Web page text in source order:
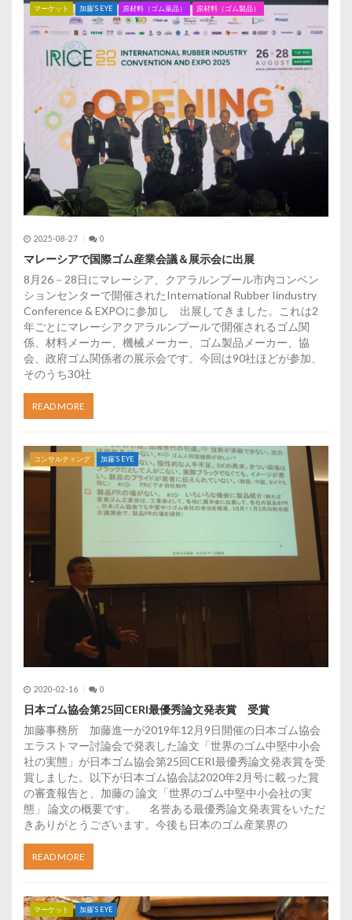
ン
マーケット 加藤’S EYE 原材料（ゴム薬品） 原材料（ゴム製品）
2025-08-27 0
マレーシアで国際ゴム産業会議＆展示会に出展
8月26－28日にマレーシア、クアラルンプール市内コンベン
ションセンターで開催されたInternational Rubber Iindustry
Conference & EXPOに参加し 出展してきました。これは2
年ごとにマレーシアクアラルンプールで開催されるゴム関
係、材料メーカー、機械メーカー、ゴム製品メーカー、協
会、政府ゴム関係者の展示会です。今回は90社ほどが参加、
そのうち30社
READ MORE
コンサルティング 加藤’S EYE
2020-02-16 0
日本ゴム協会第25回CERI最優秀論文発表賞 受賞
加藤事務所 加藤進一が2019年12月9日開催の日本ゴム協会
エラストマー討論会で発表した論文「世界のゴム中堅中小会
社の実態」が日本ゴム協会第25回CERI最優秀論文発表賞を受
賞しました。以下が日本ゴム協会誌2020年2月号に載った賞
の審査報告と、加藤の 論文「世界のゴム中堅中小会社の実
態」 論文の概要です。 名誉ある最優秀論文発表賞をいただ
きありがとうございます。今後も日本のゴム産業界の
READ MORE
マーケット 加藤’S EYE